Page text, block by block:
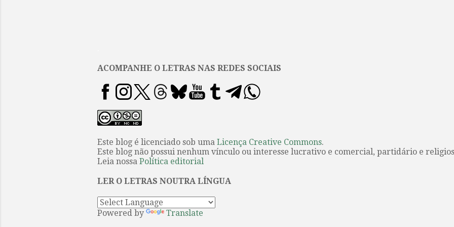
ACOMPANHE O LETRAS NAS REDES SOCIAIS
Este blog é licenciado sob uma Licença Creative Commons.
Este blog não possui nenhum vínculo ou interesse lucrativo e comercial, partidário e
Leia nossa Política editorial
LER O LETRAS NOUTRA LÍNGUA
Powered by Translate